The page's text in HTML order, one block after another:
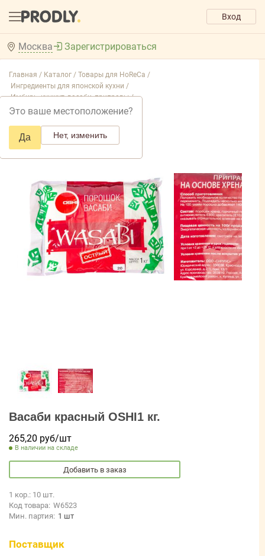
Вход
Москва
Это ваше местоположение?
Да Нет, изменить
Зарегистрироваться
Главная / Каталог / Товары для HoReCa /
Ингредиенты для японской кухни /
Имбирь, кунжут, васаби, приправы /
Васаби красный OSHI1 кг.
265,20 руб/шт
В наличии на складе
Добавить в заказ
1 кор.: 10 шт.
Код товара: W6523
Мин. партия: 1 шт
Поставщик